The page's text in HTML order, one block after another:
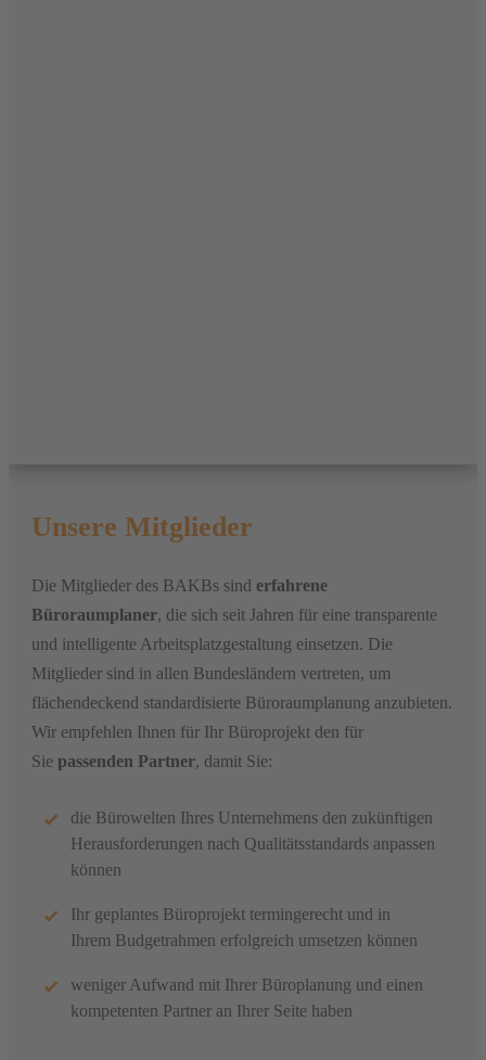
Unsere Mitglieder
Die Mitglieder des BAKBs sind erfahrene
Büroraumplaner, die sich seit Jahren für eine transparente
und intelligente Arbeitsplatzgestaltung einsetzen. Die
Mitglieder sind in allen Bundesländern vertreten, um
flächendeckend standardisierte Büroraumplanung anzubieten.
Wir empfehlen Ihnen für Ihr Büroprojekt den für
Sie passenden Partner, damit Sie:
die Bürowelten Ihres Unternehmens den zukünftigen
Herausforderungen nach Qualitätsstandards anpassen
können
Ihr geplantes Büroprojekt termingerecht und in
Ihrem Budgetrahmen erfolgreich umsetzen können
weniger Aufwand mit Ihrer Büroplanung und einen
kompetenten Partner an Ihrer Seite haben